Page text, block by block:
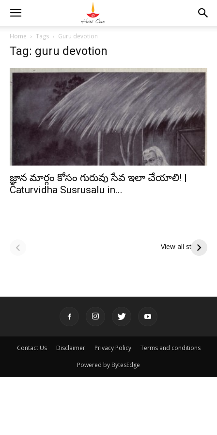
Home Tags Guru devotion
Tag: guru devotion
జ్ఞాన మార్గం కోసం గురువు సేవ ఇలా చేయాలి! |
Caturvidha Susrusalu in...
View all stories
పితృదేవతల ఆశీర్వాదం
ఇంద్రకీలాద్రి గిరి ప్రదక్షిణ
Contact Us Disclaimer Privacy Policy Terms and conditions
Powered by BytesEdge